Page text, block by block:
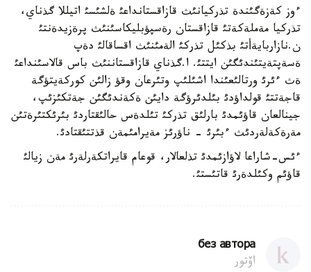
ءوز كةزةگئندة تذركيانئث قازاقستانداعئ ةلشئسئ اتيللا گذناي،
تذركيا مةملةكةتئ قازاقستان رةسپؤبليكاسئنئث پرةزيدةنتئ
ن.نازاربايةأتئ بذكئل تذركئ الةمئنئث اقساقالئ دةپ
ةسةپتةيتئندئگئن ايتتئ. ا.گذناي قازاقستاننئث باس قالاسئنداعئ
ةث ءئرئ ورتالئعئندا اشئلئپ وتئرعان وقؤ زالئن كوركةيتؤگة
قاجةتتئ قولداؤدئ بئلدئرؤگة دايئن ةكةندئگئن جةتكئزئپ،
جينالعان قاؤئمدئ بارلئق تذركئ تئلدةس حالئقتاردئ بئرئكتئرةتئن
مةرةكةلةردئث ءبئرئ - ناؤرئز مةيرامئمةن قذتتئقتادئ.
ءئس-شاراعا لاؤازئمدئ تذلعالار، قوعام قايراتكةرلةرئ مةن زيالئ
قاؤئم وكئلدةرئ قاتئستئ.
без автора
اۆتور